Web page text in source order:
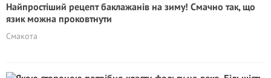
Найпростіший рецепт баклажанів на зиму! Смачно так, що
язик можна проковтнути
Смакота